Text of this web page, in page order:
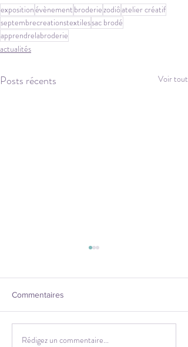
expositionévènement broderiezodiôatelier créatif
septembrecreationstextilessac brodé
apprendrelabroderie
actualités
Posts récents Voir tout
Bonne année à tous!
Commentaires
Rédigez un commentaire...